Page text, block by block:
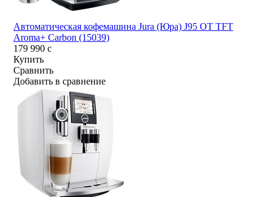
Автоматическая кофемашина Jura (Юра) J95 OT TFT
Aroma+ Carbon (15039)
179 990c
Купить
Сравнить
Добавить в сравнение